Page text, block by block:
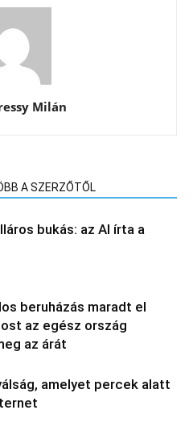
Milán
A SZERZŐTŐL
bukás: az AI írta a
beruházás maradt el
az egész ország
az árát
amelyet percek alatt